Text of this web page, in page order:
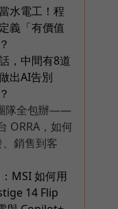
水電工！程
義「有價值
，中間有8道
出AI告別
隊全包辦——
ORRA，如何
銷售到客
MSI 如何用
14 Flip